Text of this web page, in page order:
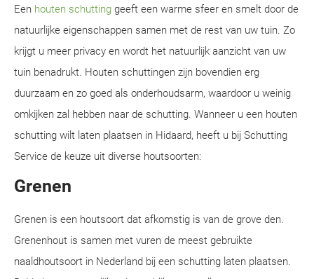
Een houten schutting geeft een warme sfeer en smelt door de
natuurlijke eigenschappen samen met de rest van uw tuin. Zo
krijgt u meer privacy en wordt het natuurlijk aanzicht van uw
tuin benadrukt. Houten schuttingen zijn bovendien erg
duurzaam en zo goed als onderhoudsarm, waardoor u weinig
omkijken zal hebben naar de schutting. Wanneer u een houten
schutting wilt laten plaatsen in Hidaard, heeft u bij Schutting
Service de keuze uit diverse houtsoorten:
Grenen
Grenen is een houtsoort dat afkomstig is van de grove den.
Grenenhout is samen met vuren de meest gebruikte
naaldhoutsoort in Nederland bij een schutting laten plaatsen.